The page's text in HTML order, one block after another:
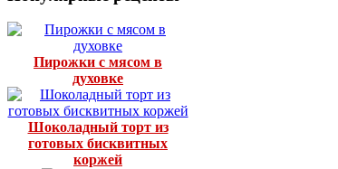
Пирожки с мясом в
духовке
Шоколадный торт из
готовых бисквитных
коржей